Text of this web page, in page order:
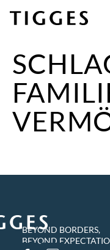
BEYOND BORDERS,
BEYOND